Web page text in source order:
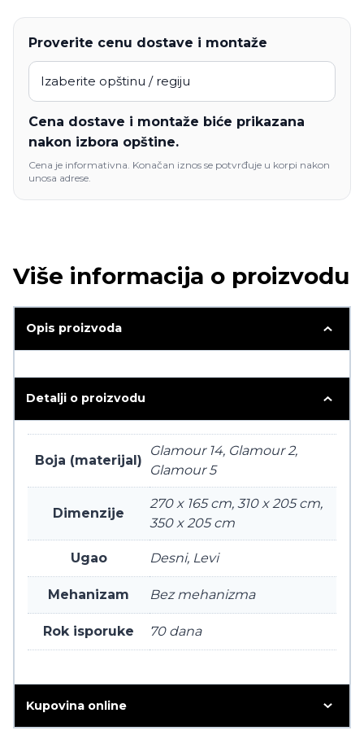
Proverite cenu dostave i montaže
Cena dostave i montaže biće prikazana
nakon izbora opštine.
Cena je informativna. Konačan iznos se potvrđuje u korpi nakon
unosa adrese.
Više informacija o proizvodu
Opis proizvoda
Detalji o proizvodu
Boja (materijal)
Glamour 14, Glamour 2,
Glamour 5
Dimenzije
270 x 165 cm, 310 x 205 cm,
350 x 205 cm
Ugao Desni, Levi
Mehanizam Bez mehanizma
Rok isporuke 70 dana
Kupovina online